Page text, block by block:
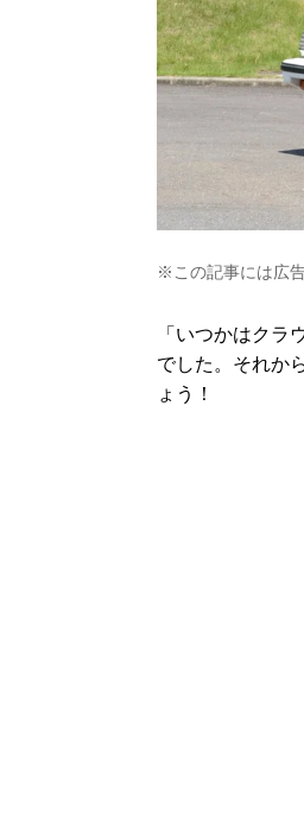
※この記事には広
「いつかはクラ
でした。それか
ょう！